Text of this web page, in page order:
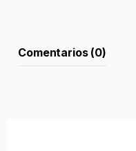
Comentarios (0)